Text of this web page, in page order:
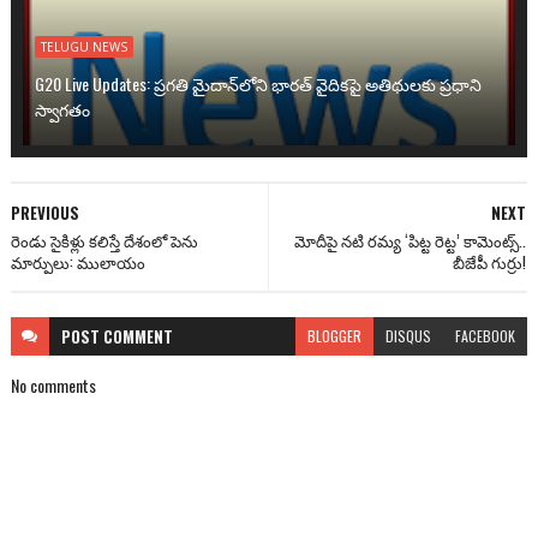
TELUGU NEWS
G20 Live Updates: ప్రగతి మైదాన్‌లోని భారత్ వైదికపై అతిథులకు ప్రధాని
స్వాగతం
NEXT
మోదీపై నటి రమ్య ‘పిట్ట రెట్ట’ కామెంట్స్..
బీజేపీ గుర్రు!
PREVIOUS
రెండు సైకిళ్లు కలిస్తే దేశంలో పెను
మార్పులు: ములాయం
POST COMMENT BLOGGER DISQUS FACEBOOK
No comments